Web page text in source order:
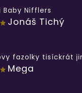
Baby Nifflers
Jonáš Tichý
fazolky tisíckrát
Mega